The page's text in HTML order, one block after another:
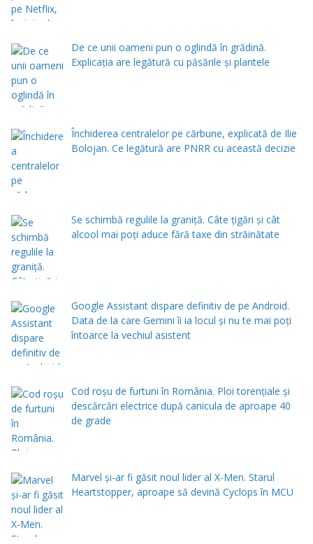
De ce unii oameni pun o oglindă în grădină.
Explicația are legătură cu păsările și plantele
Închiderea centralelor pe cărbune, explicată de Ilie
Bolojan. Ce legătură are PNRR cu această decizie
Se schimbă regulile la graniță. Câte țigări și cât
alcool mai poți aduce fără taxe din străinătate
Google Assistant dispare definitiv de pe Android.
Data de la care Gemini îi ia locul și nu te mai poți
întoarce la vechiul asistent
Cod roșu de furtuni în România. Ploi torențiale și
descărcări electrice după canicula de aproape 40
de grade
Marvel și-ar fi găsit noul lider al X-Men. Starul
Heartstopper, aproape să devină Cyclops în MCU